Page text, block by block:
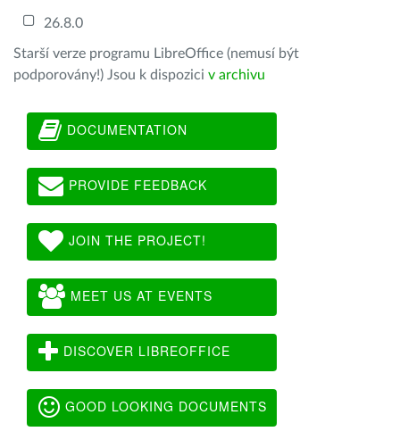
26.8.0
Starší verze programu LibreOffice (nemusí být
podporovány!) Jsou k dispozici v archivu
DOCUMENTATION
PROVIDE FEEDBACK
JOIN THE PROJECT!
MEET US AT EVENTS
DISCOVER LIBREOFFICE
GOOD LOOKING DOCUMENTS